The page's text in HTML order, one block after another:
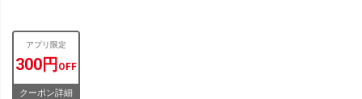
アプリ限定
300円 OFF
クーポン詳細